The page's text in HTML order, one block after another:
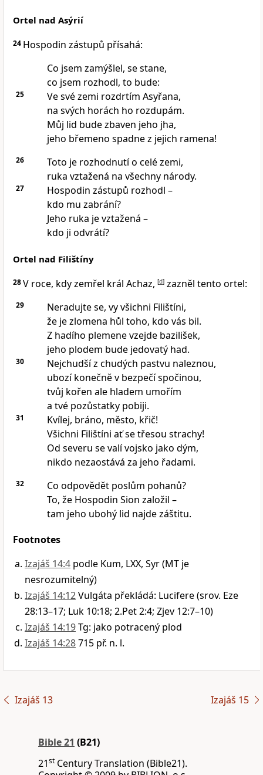
Ortel nad Asýrií
24 Hospodin zástupů přísahá:
Co jsem zamýšlel, se stane,
co jsem rozhodl, to bude:
25
Ve své zemi rozdrtím Asyřana,
na svých horách ho rozdupám.
Můj lid bude zbaven jeho jha,
jeho břemeno spadne z jejich ramena!
26
Toto je rozhodnutí o celé zemi,
ruka vztažená na všechny národy.
27
Hospodin zástupů rozhodl –
kdo mu zabrání?
Jeho ruka je vztažená –
kdo ji odvrátí?
Ortel nad Filištíny
28V roce, kdy zemřel král Achaz, [d] zazněl tento ortel:
29
Neradujte se, vy všichni Filištíni,
že je zlomena hůl toho, kdo vás bil.
Z hadího plemene vzejde bazilišek,
jeho plodem bude jedovatý had.
30
Nejchudší z chudých pastvu naleznou,
ubozí konečně v bezpečí spočinou,
tvůj kořen ale hladem umořím
a tvé pozůstatky pobiji.
31
Kvílej, bráno, město, křič!
Všichni Filištíni ať se třesou strachy!
Od severu se valí vojsko jako dým,
nikdo nezaostává za jeho řadami.
32
Co odpovědět poslům pohanů?
To, že Hospodin Sion založil –
tam jeho ubohý lid najde záštitu.
Footnotes
Izajáš 14:4 podle Kum, LXX, Syr (MT je
nesrozumitelný)
Izajáš 14:12Vulgáta překládá: Lucifere (srov. Eze
28:13–17; Luk 10:18; 2.Pet 2:4; Zjev 12:7–10)
Izajáš 14:19Tg: jako potracený plod
Izajáš 14:28715 př. n. l.
Izajáš 13 Izajáš 15
Bible 21 (B21)
21st Century Translation (Bible21).